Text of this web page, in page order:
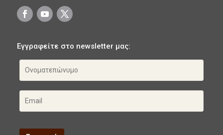
Εγγραφείτε στο newsletter μας: